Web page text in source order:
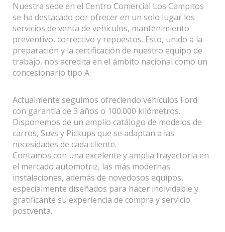
Nuestra sede en el Centro Comercial Los Campitos
se ha destacado por ofrecer en un solo lugar los
servicios de venta de vehículos, mantenimiento
preventivo, correctivo y repuestos. Esto, unido a la
preparación y la certificación de nuestro equipo de
trabajo, nos acredita en el ámbito nacional como un
concesionario tipo A.
Actualmente seguimos ofreciendo vehículos Ford
con garantía de 3 años o 100.000 kilómetros.
Disponemos de un amplio catálogo de modelos de
carros, Suvs y Pickups que se adaptan a las
necesidades de cada cliente.
Contamos con una excelente y amplia trayectoria en
el mercado automotriz, las más modernas
instalaciones, además de novedosos equipos,
especialmente diseñados para hacer inolvidable y
gratificante su experiencia de compra y servicio
postventa.